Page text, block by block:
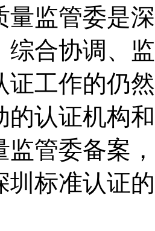
量监管委是
综合协调、
证工作的仍
的认证机构
监管委备案
圳标准认证